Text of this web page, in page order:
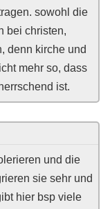
sowohl die
bei christen,
denn kirche und
mehr so, dass
ist.
und die
sie sehr und
hier bsp viele